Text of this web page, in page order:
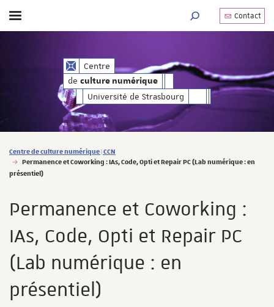
Centredeculture numérique
de culture numérique
Université de Strasbourg
Afficher / masquer le menu MOTEUR DE
Contact
Vous êtes ici :
Centre de culture numérique | CCN
Permanence et Coworking : IAs, Code, Opti et Repair PC (Lab numérique : en
présentiel)
Permanence et Coworking :
IAs, Code, Opti et Repair PC
(Lab numérique : en
présentiel)